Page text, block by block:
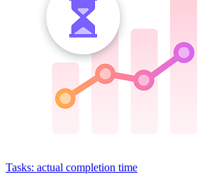
Tasks: actual completion time